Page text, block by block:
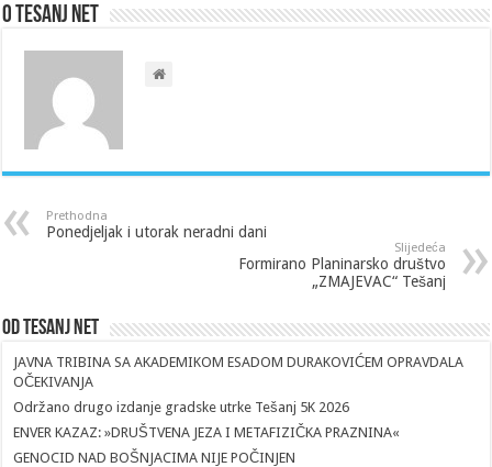
O Tesanj Net
Prethodna
Ponedjeljak i utorak neradni dani
Slijedeća
Formirano Planinarsko društvo
„ZMAJEVAC“ Tešanj
Od Tesanj Net
JAVNA TRIBINA SA AKADEMIKOM ESADOM DURAKOVIĆEM OPRAVDALA
OČEKIVANJA
Održano drugo izdanje gradske utrke Tešanj 5K 2026
ENVER KAZAZ: »DRUŠTVENA JEZA I METAFIZIČKA PRAZNINA«
GENOCID NAD BOŠNJACIMA NIJE POČINJEN